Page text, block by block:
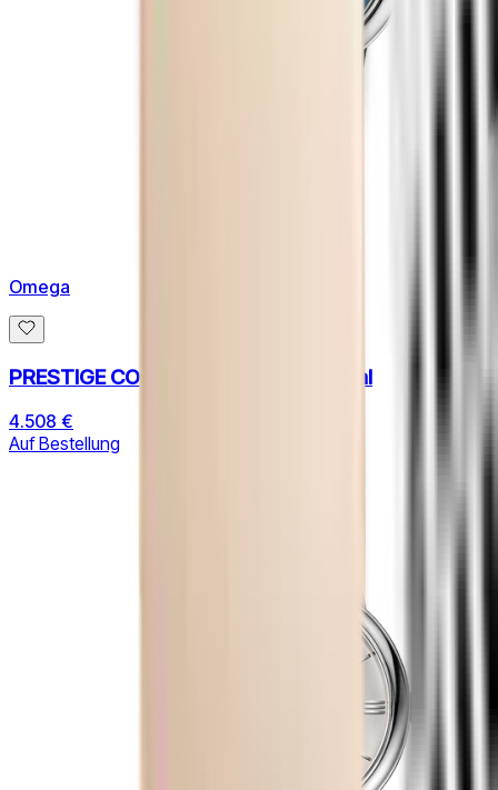
Omega
PRESTIGE CO‑AXIAL 32.7 MM blue dial
4.508 €
Auf Bestellung